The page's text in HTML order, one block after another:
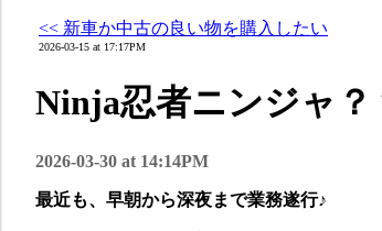
<< 新車か中古の良い物を購入したい
2026-03-15 at 17:17PM
Ninja忍者ニンジャ？
2026-03-30 at 14:14PM
最近も、早朝から深夜まで業務遂行♪